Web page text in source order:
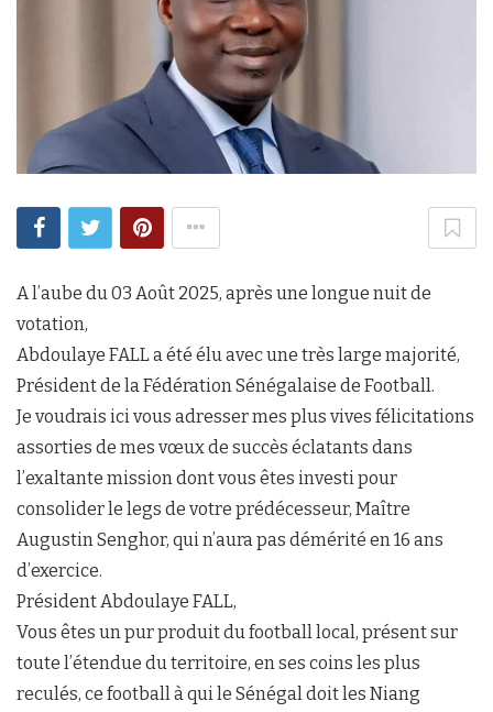
A l’aube du 03 Août 2025, après une longue nuit de
votation,
Abdoulaye FALL a été élu avec une très large majorité,
Président de la Fédération Sénégalaise de Football.
Je voudrais ici vous adresser mes plus vives félicitations
assorties de mes vœux de succès éclatants dans
l’exaltante mission dont vous êtes investi pour
consolider le legs de votre prédécesseur, Maître
Augustin Senghor, qui n’aura pas démérité en 16 ans
d’exercice.
Président Abdoulaye FALL,
Vous êtes un pur produit du football local, présent sur
toute l’étendue du territoire, en ses coins les plus
reculés, ce football à qui le Sénégal doit les Niang